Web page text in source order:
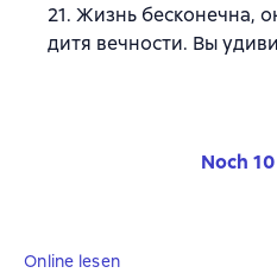
21. Жизнь бесконечна,
дитя вечности. Вы
Noch
Online lesen